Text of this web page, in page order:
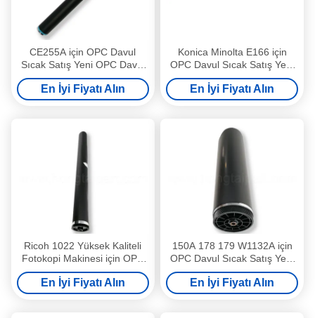
CE255A için OPC Davul
Sıcak Satış Yeni OPC Davul
Kiti Uzun Ömürlü Yüksek
Kaliteli Ofis Kırtasiye Var
En İyi Fiyatı Alın
Konica Minolta E166 için
OPC Davul Sıcak Satış Yeni
OPC Davul Kiti Uzun Ömürlü
ve Yüksek Kaliteli Ofis
Kırtasiye Var
En İyi Fiyatı Alın
Ricoh 1022 Yüksek Kaliteli
Fotokopi Makinesi için OPC
Davul OPC Davul Kiti Uzun
Ömürlü ve Kararlı Ofis
Kırtasiye Var
En İyi Fiyatı Alın
150A 178 179 W1132A için
OPC Davul Sıcak Satış Yeni
OPC Davul Kiti Davul Ünitesi
Yüksek Kalite ve Samur Var
En İyi Fiyatı Alın